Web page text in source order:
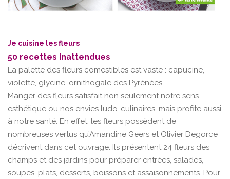
Je cuisine les fleurs
50 recettes inattendues
La palette des fleurs comestibles est vaste : capucine,
violette, glycine, ornithogale des Pyrénées…
Manger des fleurs satisfait non seulement notre sens
esthétique ou nos envies ludo-culinaires, mais profite aussi
à notre santé. En effet, les fleurs possèdent de
nombreuses vertus qu’Amandine Geers et Olivier Degorce
décrivent dans cet ouvrage. Ils présentent 24 fleurs des
champs et des jardins pour préparer entrées, salades,
soupes, plats, desserts, boissons et assaisonnements. Pour